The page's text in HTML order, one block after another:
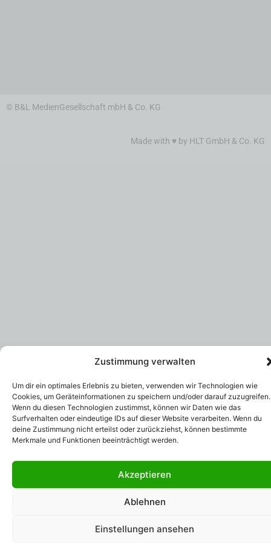
Zustimmung verwalten
Um dir ein optimales Erlebnis zu bieten, verwenden wir Technologien wie
Cookies, um Geräteinformationen zu speichern und/oder darauf zuzugreifen.
Wenn du diesen Technologien zustimmst, können wir Daten wie das
Surfverhalten oder eindeutige IDs auf dieser Website verarbeiten. Wenn du
deine Zustimmung nicht erteilst oder zurückziehst, können bestimmte
Merkmale und Funktionen beeinträchtigt werden.
Akzeptieren
Ablehnen
Einstellungen ansehen
© B&L MedienGesellschaft mbH & Co. KG
Made with ♥ by HLT GmbH & Co. KG